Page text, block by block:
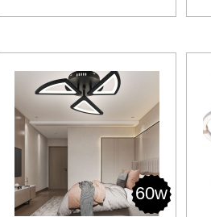
60w